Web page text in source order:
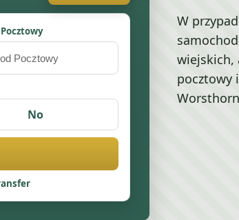
No
W
wiejskich,
pocztowy